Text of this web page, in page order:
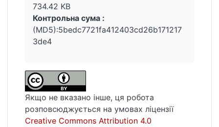
734.42 KB
Контрольна сума :
(MD5):5bedc7721fa412403cd26b171217
3de4
Якщо не вказано інше, ця робота
розповсюджується на умовах ліцензії
Creative Commons Attribution 4.0